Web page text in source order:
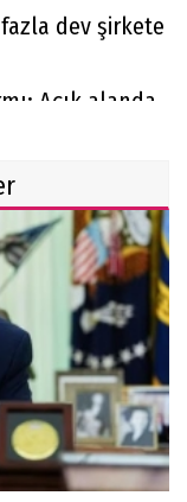
fazla dev şirkete
Açık alanda
gruba daha 10
emlak
Türkiye